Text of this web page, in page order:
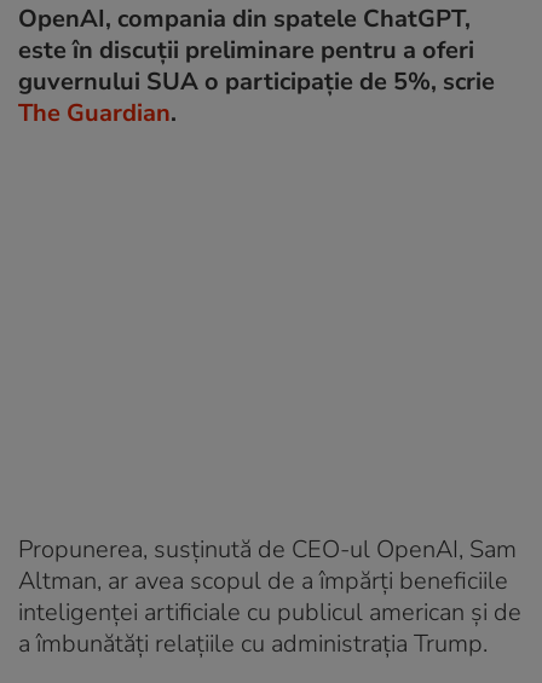
OpenAI, compania din spatele ChatGPT,
este în discuții preliminare pentru a oferi
guvernului SUA o participație de 5%, scrie
The Guardian.
Propunerea, susținută de CEO-ul OpenAI, Sam
Altman, ar avea scopul de a împărți beneficiile
inteligenței artificiale cu publicul american și de
a îmbunătăți relațiile cu administrația Trump.